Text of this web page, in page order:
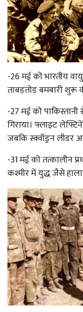
-26 मई को भारतीय
ताबड़तोड़ बमबारी शुरू
-27 मई को पाकिस्तानी
गिराया। फ्लाइट
जबकि स्क्वॉड्रन लीडर
-31 मई को तत्कालीन
कश्मीर में युद्ध जैसे